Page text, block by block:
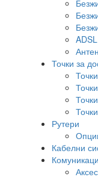
Точки за
Рутери
Кабелни